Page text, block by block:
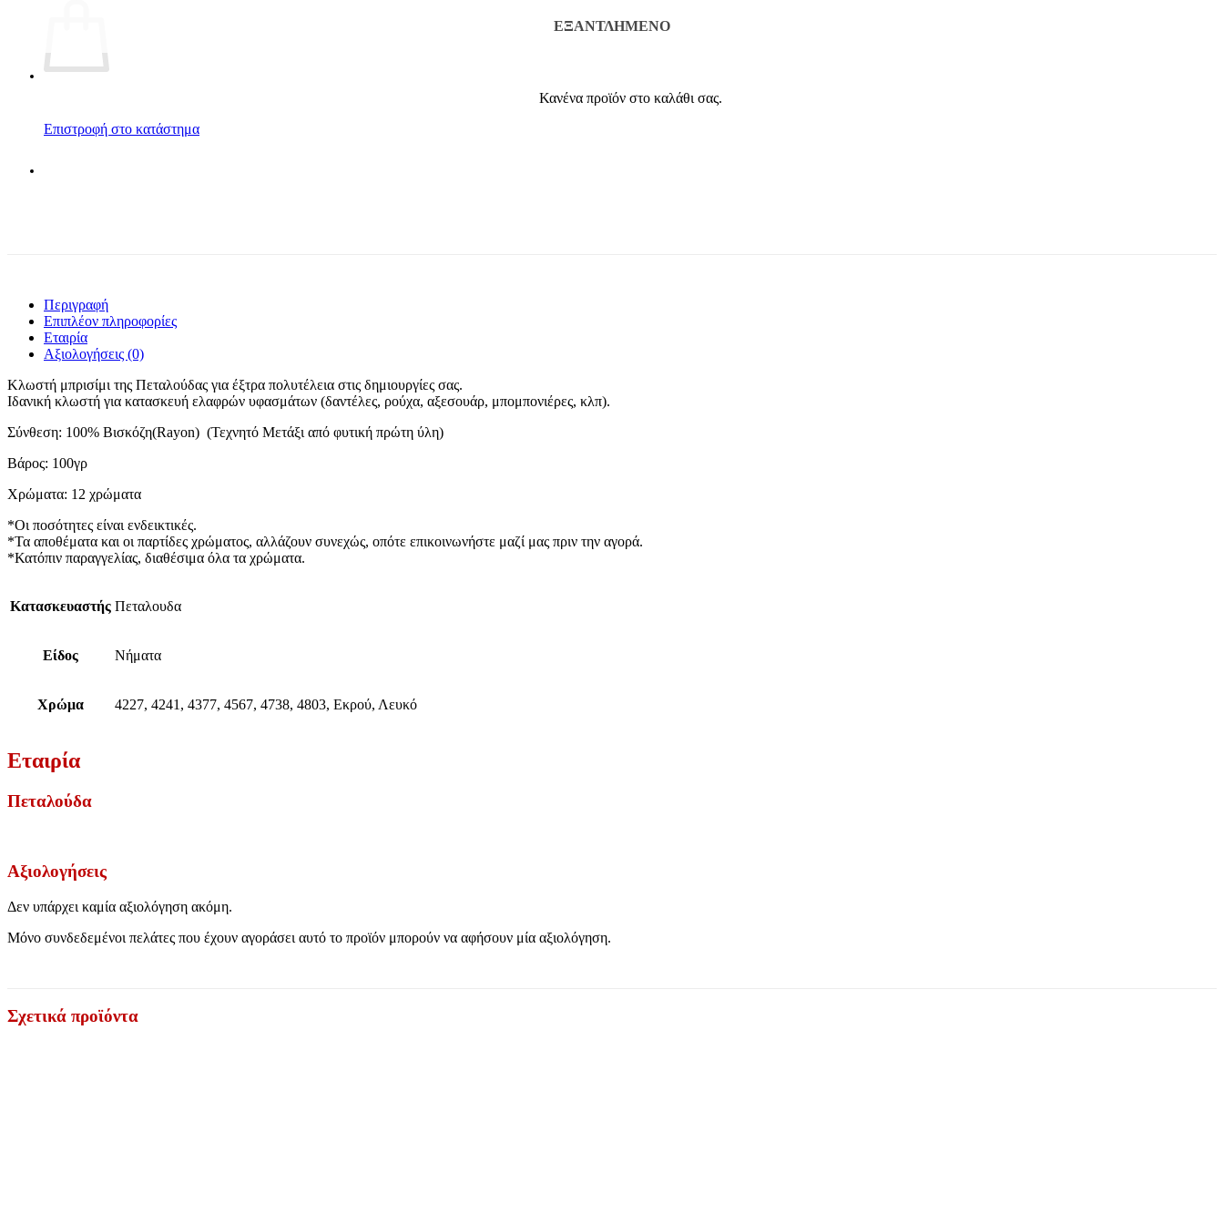
Κανένα προϊόν στο καλάθι σας.
Επιστροφή στο κατάστημα
Περιγραφή
Επιπλέον πληροφορίες
Εταιρία
Αξιολογήσεις (0)
Κλωστή μπρισίμι της Πεταλούδας για έξτρα πολυτέλεια στις δημιουργίες σας.
Ιδανική κλωστή για κατασκευή ελαφρών υφασμάτων (δαντέλες, ρούχα, αξεσουάρ, μπομπονιέρες, κλπ).
Σύνθεση: 100% Βισκόζη(Rayon) (Τεχνητό Μετάξι από φυτική πρώτη ύλη)
Βάρος: 100γρ
Χρώματα: 12 χρώματα
*Οι ποσότητες είναι ενδεικτικές.
*Τα αποθέματα και οι παρτίδες χρώματος, αλλάζουν συνεχώς, οπότε επικοινωνήστε μαζί μας πριν την αγορά.
*Κατόπιν παραγγελίας, διαθέσιμα όλα τα χρώματα.
Κατασκευαστής Πεταλουδα
Είδος Νήματα
Χρώμα 4227, 4241, 4377, 4567, 4738, 4803, Εκρού, Λευκό
Εταιρία
Πεταλούδα
Αξιολογήσεις
Δεν υπάρχει καμία αξιολόγηση ακόμη.
Μόνο συνδεδεμένοι πελάτες που έχουν αγοράσει αυτό το προϊόν μπορούν να αφήσουν μία αξιολόγηση.
Σχετικά προϊόντα
ΕΞΑΝΤΛΗΜΈΝΟ